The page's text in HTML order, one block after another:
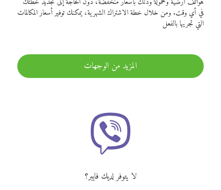
في أي وقت. ومن خلال خطة الاشتراك الشهرية، يمكنك توفير أسعار المكالمات
التي تجريها بالفعل
المزيد من الوجهات
لا يتوفر لديك فايبر؟